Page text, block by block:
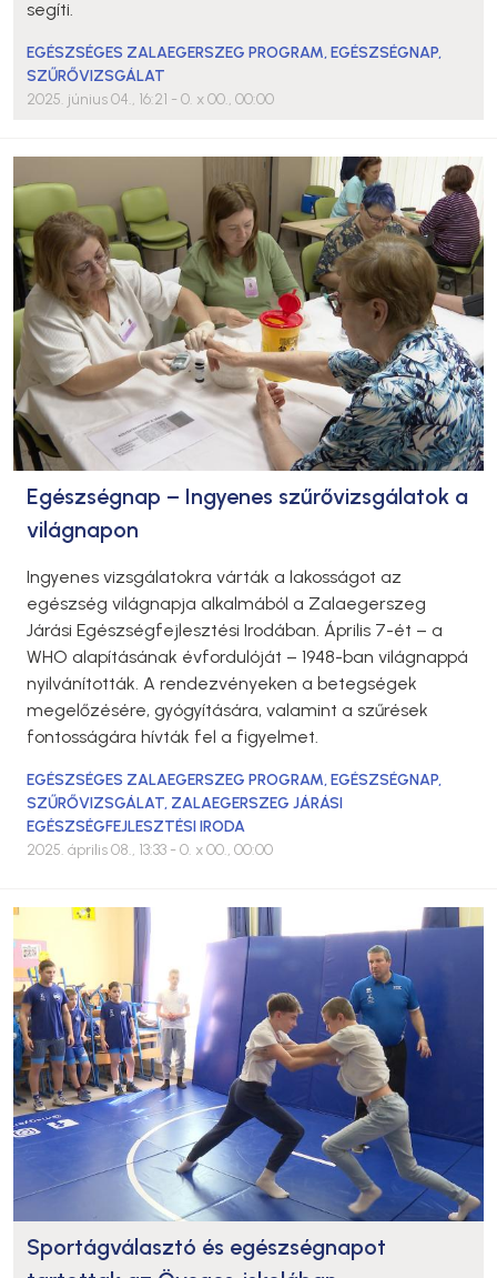
segíti.
EGÉSZSÉGES ZALAEGERSZEG PROGRAM,EGÉSZSÉGNAP,
SZŰRŐVIZSGÁLAT
2025. június 04., 16:21 - 0. x 00., 00:00
Egészségnap – Ingyenes szűrővizsgálatok a
világnapon
Ingyenes vizsgálatokra várták a lakosságot az
egészség világnapja alkalmából a Zalaegerszeg
Járási Egészségfejlesztési Irodában. Április 7-ét – a
WHO alapításának évfordulóját – 1948-ban világnappá
nyilvánították. A rendezvényeken a betegségek
megelőzésére, gyógyítására, valamint a szűrések
fontosságára hívták fel a figyelmet.
EGÉSZSÉGES ZALAEGERSZEG PROGRAM,EGÉSZSÉGNAP,
SZŰRŐVIZSGÁLAT, ZALAEGERSZEG JÁRÁSI
EGÉSZSÉGFEJLESZTÉSI IRODA
2025. április 08., 13:33 - 0. x 00., 00:00
Sportágválasztó és egészségnapot